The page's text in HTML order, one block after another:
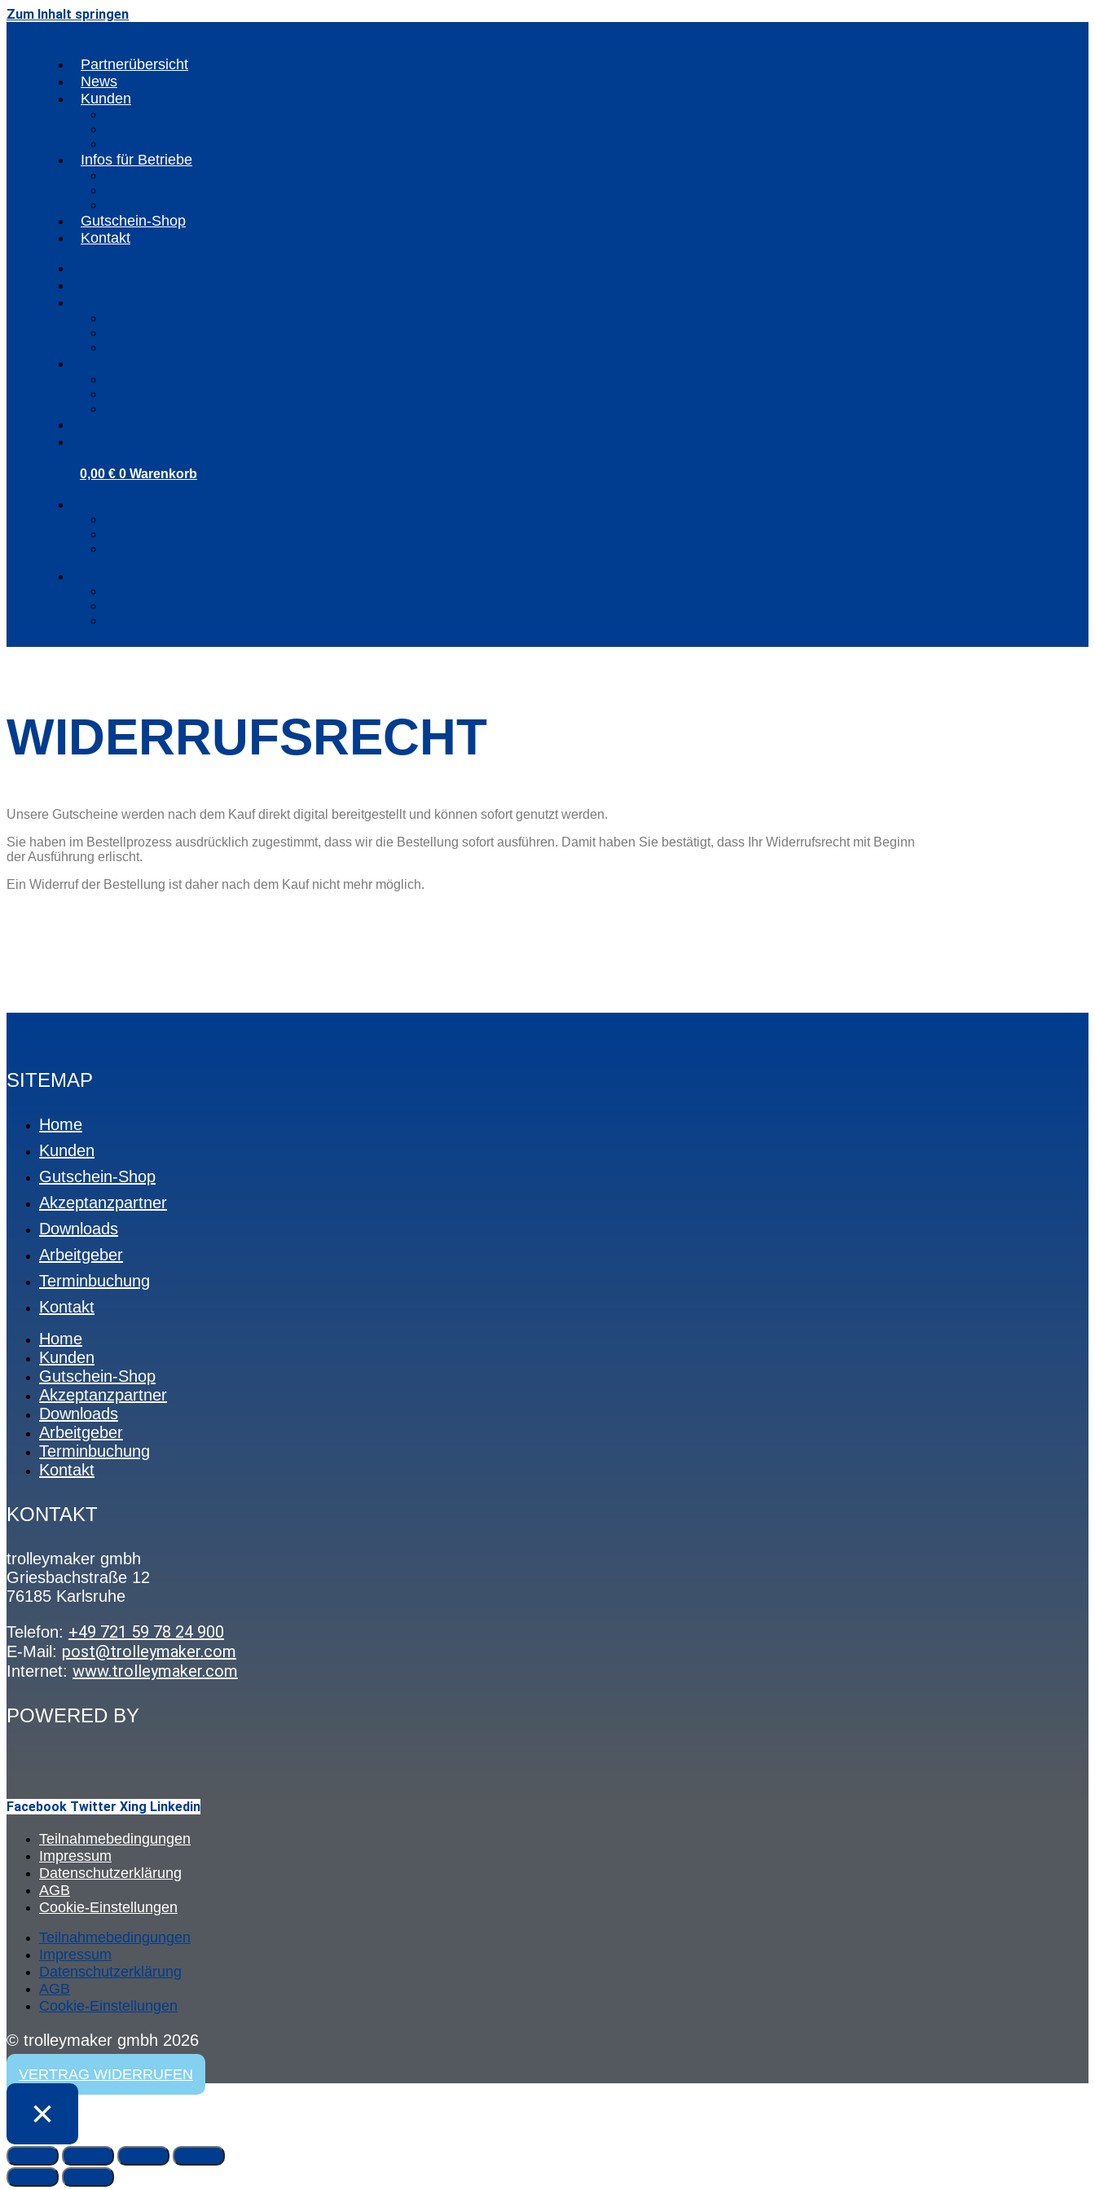
Zum Inhalt springen
Partnerübersicht
News
Kunden
Infos für Betriebe
Gutschein-Shop
Kontakt
0,00 € 0 Warenkorb
WIDERRUFSRECHT
Unsere Gutscheine werden nach dem Kauf direkt digital bereitgestellt und können sofort genutzt werden.
Sie haben im Bestellprozess ausdrücklich zugestimmt, dass wir die Bestellung sofort ausführen. Damit haben Sie bestätigt, dass Ihr Widerrufsrecht mit Beginn
der Ausführung erlischt.
Ein Widerruf der Bestellung ist daher nach dem Kauf nicht mehr möglich.
SITEMAP
Home
Kunden
Gutschein-Shop
Akzeptanzpartner
Downloads
Arbeitgeber
Terminbuchung
Kontakt
Home
Kunden
Gutschein-Shop
Akzeptanzpartner
Downloads
Arbeitgeber
Terminbuchung
Kontakt
KONTAKT
trolleymaker gmbh
Griesbachstraße 12
76185 Karlsruhe
Telefon: +49 721 59 78 24 900
E-Mail: post@trolleymaker.com
Internet: www.trolleymaker.com
POWERED BY
Facebook Twitter Xing Linkedin
Teilnahmebedingungen
Impressum
Datenschutzerklärung
AGB
Cookie-Einstellungen
Teilnahmebedingungen
Impressum
Datenschutzerklärung
AGB
Cookie-Einstellungen
© trolleymaker gmbh 2026
VERTRAG WIDERRUFEN
×